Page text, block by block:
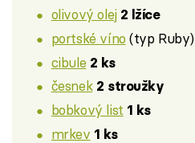
olivový olej 2 lžíce
portské víno (typ Ruby)
cibule 2 ks
česnek 2 stroužky
bobkový list 1 ks
mrkev 1 ks